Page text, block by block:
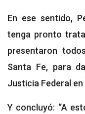
En ese sentido,
tenga pronto
presentaron
Santa Fe, para
Justicia Federal en
Y concluyó: “A